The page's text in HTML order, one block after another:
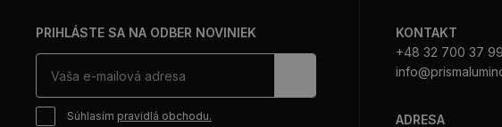
PRIHLÁSTE SA NA ODBER NOVINIEK
Súhlasím pravidlá obchodu.
KONTAKT
+48 32 700 37 99
ADRESA